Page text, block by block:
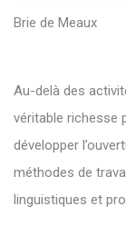
Brie de Meaux
Au-delà des
véritable richesse
développer
méthodes de
linguistiques et